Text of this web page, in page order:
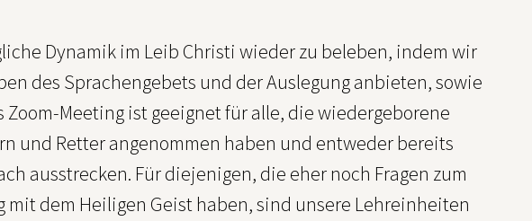
Dynamik im Leib Christi wieder zu beleben, indem wir
des Sprachengebets und der Auslegung anbieten, sowie
Meeting ist geeignet für alle, die wiedergeborene
und Retter angenommen haben und entweder bereits
ausstrecken. Für diejenigen, die eher noch Fragen zum
dem Heiligen Geist haben, sind unsere Lehreinheiten